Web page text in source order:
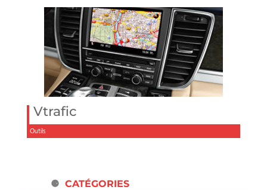
Vtrafic
Outils
CATÉGORIES